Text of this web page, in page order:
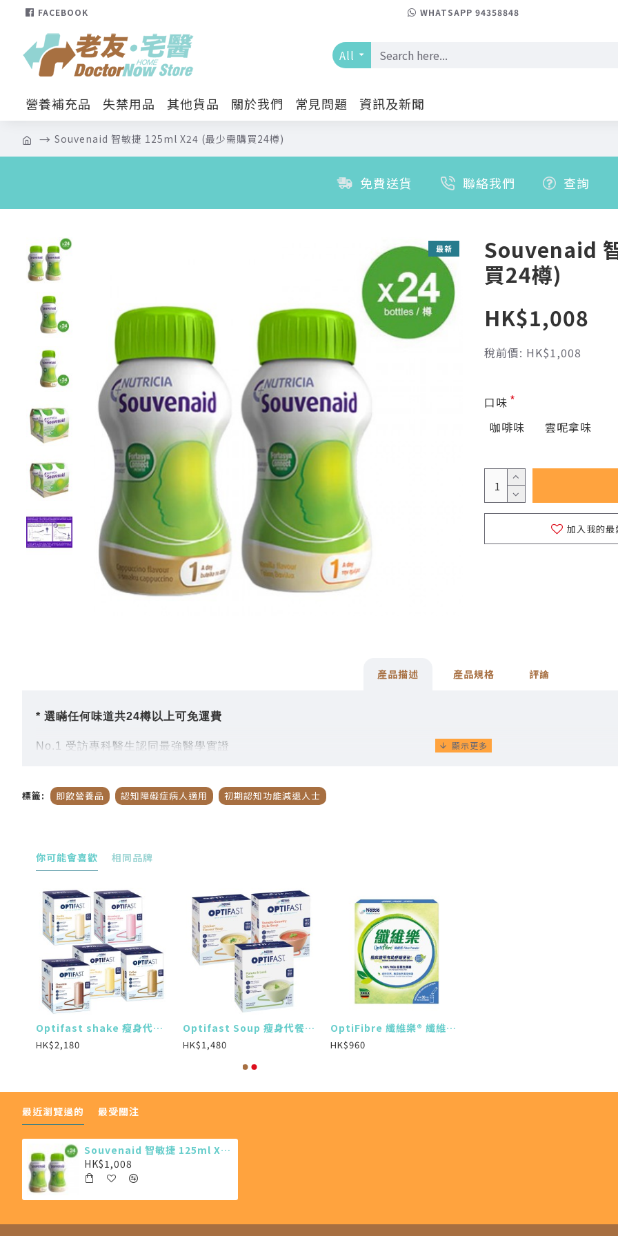
FACEBOOK WHATSAPP 94358848
All
營養補充品 失禁用品 其他貨品 關於我們 常見問題 資訊及新聞
Souvenaid 智敏捷 125ml X24 (最少需購買24樽)
免費送貨 聯絡我們 查詢
最新
Souvenaid
買24樽)
HK$1,008
稅前價: HK$1,008
口味
咖啡味
雲呢拿味
加入我的最
產品描述 產品規格 評論
* 選瞞任何味道共24樽以上可免運費
No.1 受訪專科醫生認同最強醫學實證
Souvenaid®智敏捷® 擁有20年科研成果，是唯一登上國際權威腦神經醫學期刊 The Lancet Neurology 的醫學
營養素DHA、EPA、UMP、膽鹼、 維他命、硒等，特定含量難以單從日常飲食中攝取。
用的習慣即飲樽裝。Souvenaid®智敏捷®方便衛生，即開即飲，開蓋便可飲用。
眾國際醫學專家建議：每日飲用1支，及早開始養腦習慣。
標籤: 即飲營養品 認知障礙症病人適用 初期認知功能減退人士
你可能會喜歡 相同品牌
Optifast shake 瘦身代餐奶昔 (12 x 53g) (7盒)
HK$2,180
Optifast Soup 瘦身代餐濃湯 (8 x 53g) (7盒)
HK$1,480
OptiFibre 纖維樂® 纖維粉 (便攜裝) (30 x 5克) (6盒)
HK$960
最近瀏覽過的 最受關注
Souvenaid 智敏捷 125ml X24 (最少需購買24樽)
HK$1,008